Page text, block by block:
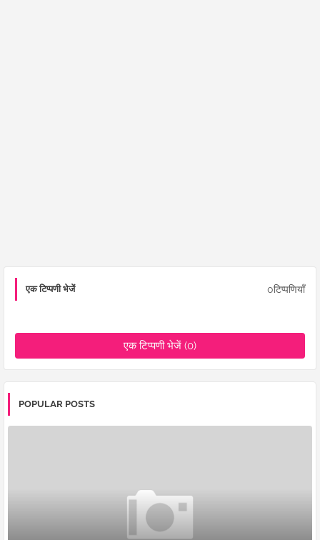
एक टिप्पणी भेजें 0टिप्पणियाँ
एक टिप्पणी भेजें (0)
POPULAR POSTS